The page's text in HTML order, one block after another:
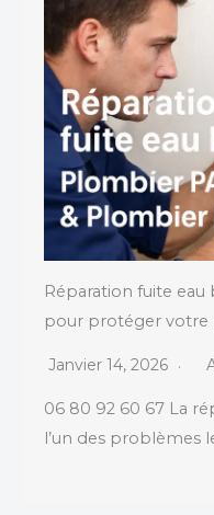
Réparation fuite
pour protéger votre
Janvier 14, 2026
06 80 92 60 67 La
l’un des problèmes